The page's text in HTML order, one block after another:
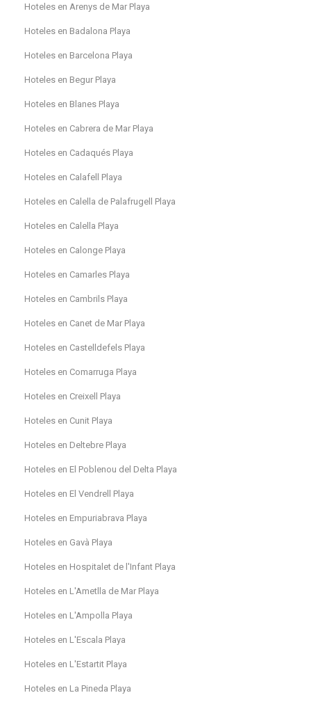
Hoteles en Arenys de Mar Playa
Hoteles en Badalona Playa
Hoteles en Barcelona Playa
Hoteles en Begur Playa
Hoteles en Blanes Playa
Hoteles en Cabrera de Mar Playa
Hoteles en Cadaqués Playa
Hoteles en Calafell Playa
Hoteles en Calella de Palafrugell Playa
Hoteles en Calella Playa
Hoteles en Calonge Playa
Hoteles en Camarles Playa
Hoteles en Cambrils Playa
Hoteles en Canet de Mar Playa
Hoteles en Castelldefels Playa
Hoteles en Comarruga Playa
Hoteles en Creixell Playa
Hoteles en Cunit Playa
Hoteles en Deltebre Playa
Hoteles en El Poblenou del Delta Playa
Hoteles en El Vendrell Playa
Hoteles en Empuriabrava Playa
Hoteles en Gavà Playa
Hoteles en Hospitalet de l'Infant Playa
Hoteles en L'Ametlla de Mar Playa
Hoteles en L'Ampolla Playa
Hoteles en L'Escala Playa
Hoteles en L'Estartit Playa
Hoteles en La Pineda Playa